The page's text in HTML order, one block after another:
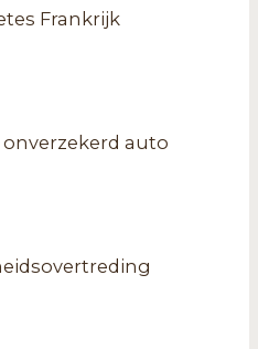
Frankrijk
auto